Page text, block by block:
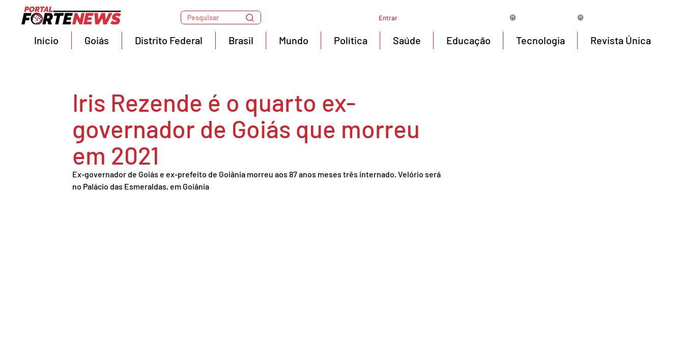
Pesquisar Entrar
Início
Goiás Distrito Federal Brasil Mundo Política Saúde Educação Tecnologia Revista Única
Iris Rezende é o quarto ex-
governador de Goiás que morreu
em 2021
Ex-governador de Goiás e ex-prefeito de Goiânia morreu aos 87 anos meses três internado. Velório será
no Palácio das Esmeraldas, em Goiânia